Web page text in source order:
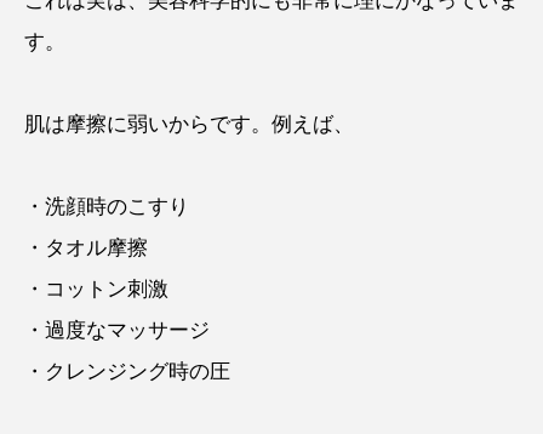
す。
肌は摩擦に弱いからです。例えば、
・洗顔時のこすり
・タオル摩擦
・コットン刺激
・過度なマッサージ
・クレンジング時の圧